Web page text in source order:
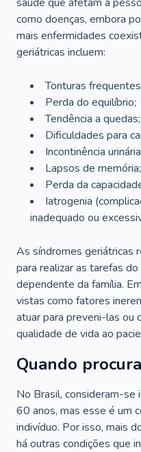
como doenças, embora
mais enfermidades
geriátricas incluem:
Tonturas
Perda do equilíbrio;
Tendência a quedas;
Dificuldades para
Incontinência
Lapsos de memória;
Perda da
Iatrogenia
inadequado ou
As síndromes geriátricas
para realizar as tarefas
dependente da família.
vistas como fatores
atuar para preveni-las ou
qualidade de vida ao
Quando
No Brasil, consideram-se
60 anos, mas esse é um
indivíduo. Por isso, mais
há outras condições que